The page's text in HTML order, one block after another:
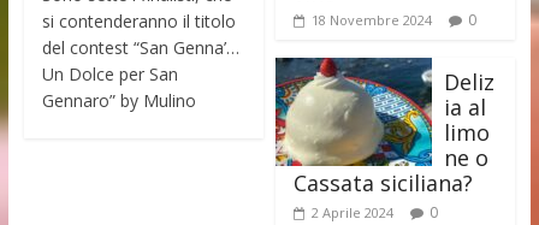
si contenderanno il titolo
del contest “San Genna’…
Un Dolce per San
Gennaro” by Mulino
18 Novembre 2024 0
Deliz
ia al
limo
ne o
Cassata siciliana?
2 Aprile 2024 0